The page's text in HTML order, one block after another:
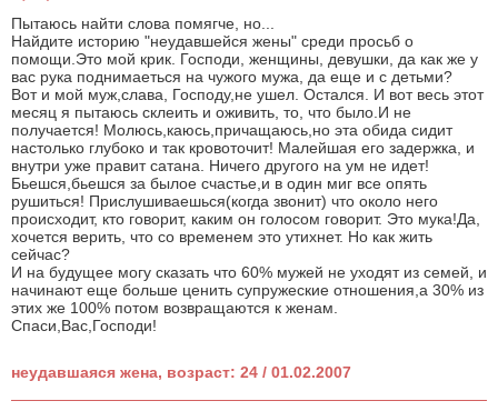
Пытаюсь найти слова помягче, но...
Найдите историю "неудавшейся жены" среди просьб о
помощи.Это мой крик. Господи, женщины, девушки, да как же у
вас рука поднимаеться на чужого мужа, да еще и с детьми?
Вот и мой муж,слава, Господу,не ушел. Остался. И вот весь этот
месяц я пытаюсь склеить и оживить, то, что было.И не
получается! Молюсь,каюсь,причащаюсь,но эта обида сидит
настолько глубоко и так кровоточит! Малейшая его задержка, и
внутри уже правит сатана. Ничего другого на ум не идет!
Бьешся,бьешся за былое счастье,и в один миг все опять
рушиться! Прислушиваешься(когда звонит) что около него
происходит, кто говорит, каким он голосом говорит. Это мука!Да,
хочется верить, что со временем это утихнет. Но как жить
сейчас?
И на будущее могу сказать что 60% мужей не уходят из семей, и
начинают еще больше ценить супружеские отношения,а 30% из
этих же 100% потом возвращаются к женам.
Спаси,Вас,Господи!
неудавшаяся жена, возраст: 24 / 01.02.2007